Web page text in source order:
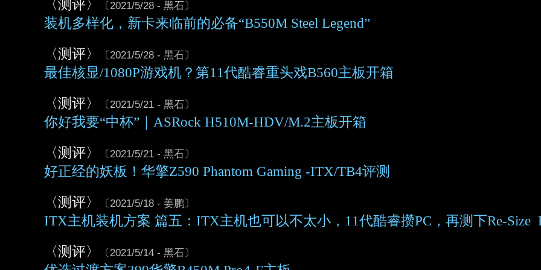
〈测评〉 〔2021/5/28 - 黑石〕
装机多样化，新卡来临前的必备“B550M Steel Legend”
〈测评〉 〔2021/5/28 - 黑石〕
最佳核显/1080P游戏机？第11代酷睿重头戏B560主板开箱
〈测评〉 〔2021/5/21 - 黑石〕
你好我要“中杯”｜ASRock H510M-HDV/M.2主板开箱
〈测评〉 〔2021/5/21 - 黑石〕
好正经的妖板！华擎Z590 Phantom Gaming -ITX/TB4评测
〈测评〉 〔2021/5/18 - 姜鹏〕
ITX主机装机方案 篇五：ITX主机也可以不太小，11代酷睿攒PC，再测下Re-Size
〈测评〉 〔2021/5/14 - 黑石〕